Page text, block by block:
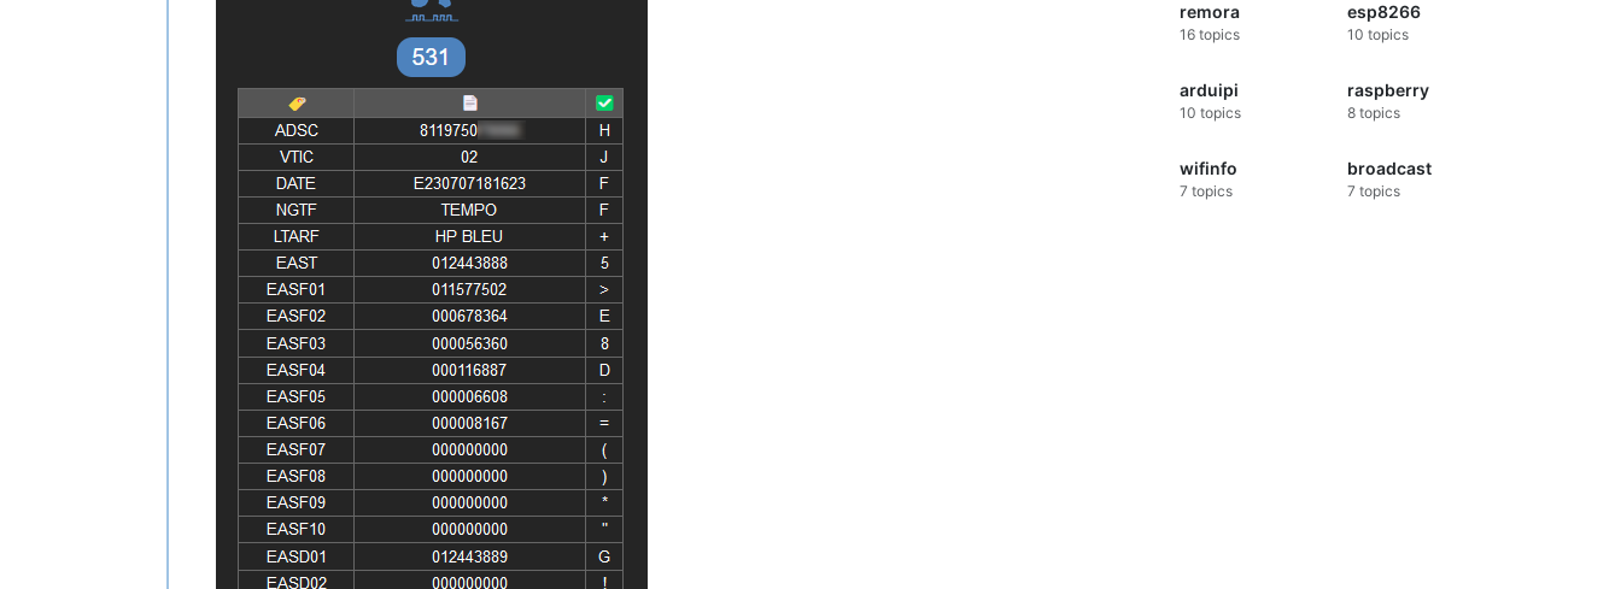
remora
16 topics
esp8266
10 topics
arduipi
10 topics
raspberry
8topics
wifinfo
7 topics
broadcast
7 topics